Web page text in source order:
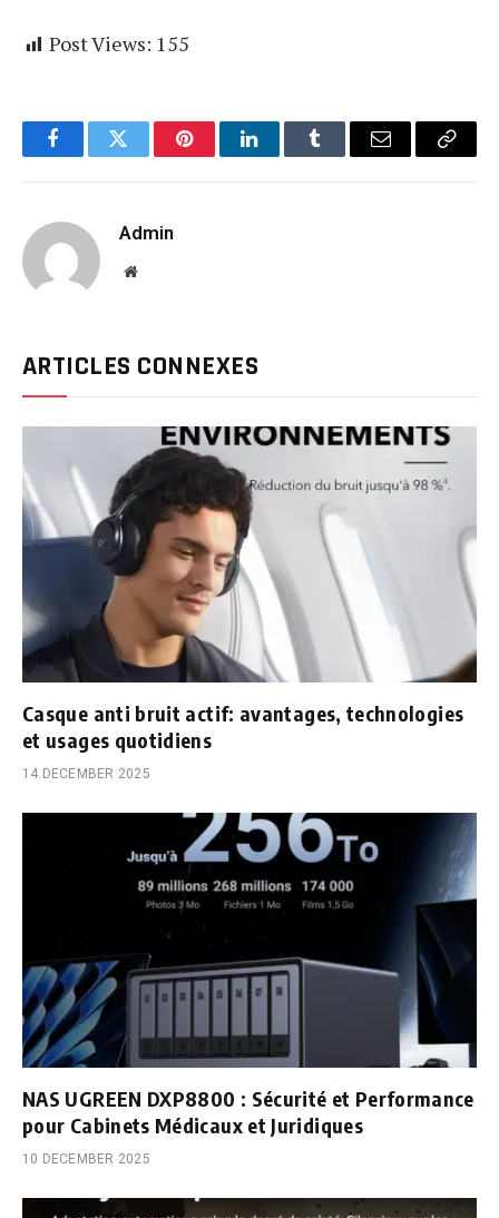
Post Views: 155
FacebookTwitter PinterestLinkedInTumblr Email
Copy
Admin
Website
ARTICLES CONNEXES
Casque anti bruit actif: avantages, technologies
et usages quotidiens
14 DECEMBER 2025
NAS UGREEN DXP8800 : Sécurité et Performance
pour Cabinets Médicaux et Juridiques
10 DECEMBER 2025